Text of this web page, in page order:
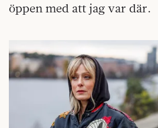
öppen med att jag var där.